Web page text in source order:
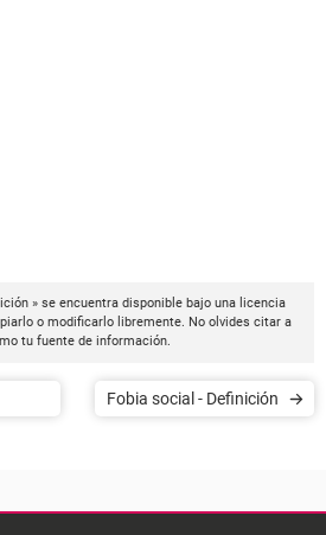
» se encuentra disponible bajo una licencia
o modificarlo libremente. No olvides citar a
tu fuente de información.
Fobia social - Definición